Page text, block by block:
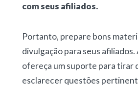
com seus afiliados.
Portanto, prepare bons
divulgação para seus afiliados.
ofereça um suporte para tirar
esclarecer questões